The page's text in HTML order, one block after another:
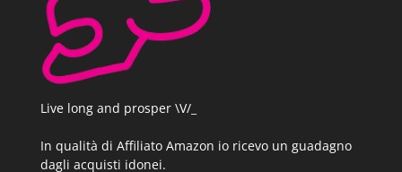
Live long and prosper \V/_
In qualità di Affiliato Amazon io ricevo un guadagno
dagli acquisti idonei.